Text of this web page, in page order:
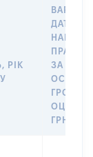
РІК
ДАТУ
ПРАВА
ЗА
ГРН